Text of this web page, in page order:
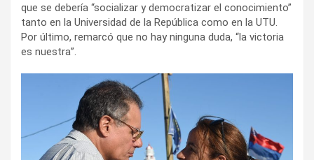
que se debería “socializar y democratizar el conocimiento”
tanto en la Universidad de la República como en la UTU.
Por último, remarcó que no hay ninguna duda, “la victoria
es nuestra”.